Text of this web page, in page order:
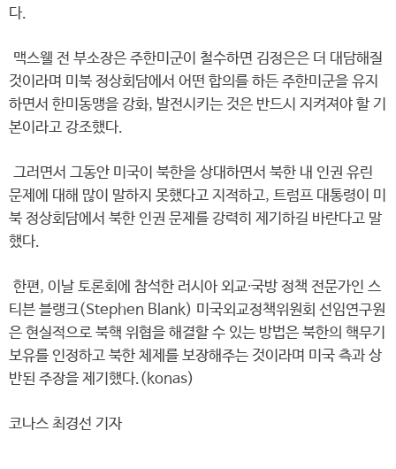
다.
맥스웰 전 부소장은 주한미군이 철수하면 김정은은 더 대담해질
것이라며 미북 정상회담에서 어떤 합의를 하든 주한미군을 유지
하면서 한미동맹을 강화, 발전시키는 것은 반드시 지켜져야 할 기
본이라고 강조했다.
그러면서 그동안 미국이 북한을 상대하면서 북한 내 인권 유린
문제에 대해 많이 말하지 못했다고 지적하고, 트럼프 대통령이 미
북 정상회담에서 북한 인권 문제를 강력히 제기하길 바란다고 말
했다.
한편, 이날 토론회에 참석한 러시아 외교∙국방 정책 전문가인 스
티븐 블랭크(Stephen Blank) 미국외교정책위원회 선임연구원
은 현실적으로 북핵 위협을 해결할 수 있는 방법은 북한의 핵무기
보유를 인정하고 북한 체제를 보장해주는 것이라며 미국 측과 상
반된 주장을 제기했다.(konas)
코나스 최경선 기자